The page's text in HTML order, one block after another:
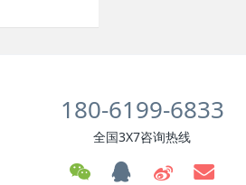
180-6199-6833
全国3X7咨询热线